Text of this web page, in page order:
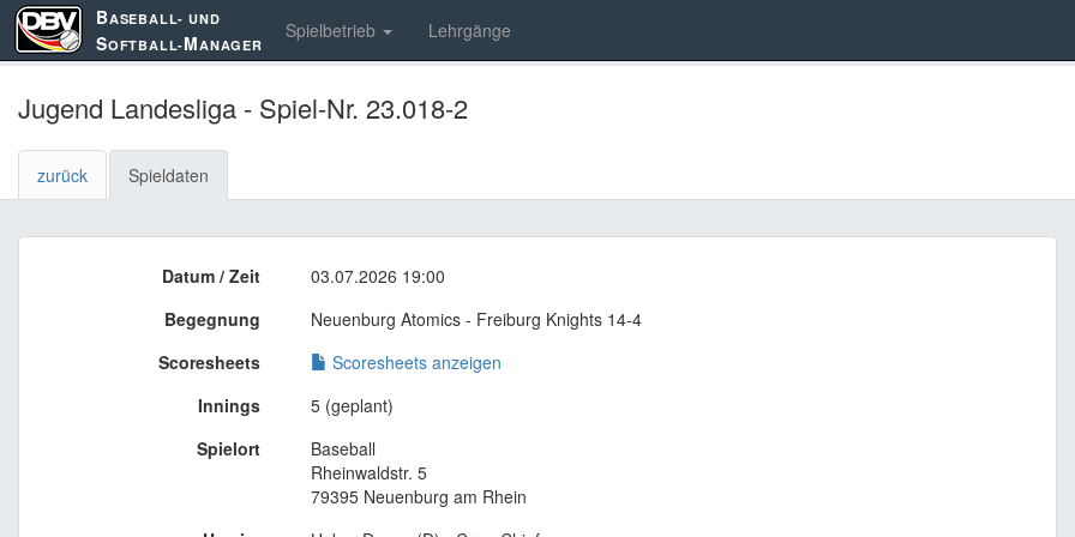
BASEBALL- UND
SOFTBALL-MANAGER
Spielbetrieb Lehrgänge
Jugend Landesliga - Spiel-Nr. 23.018-2
zurück Spieldaten
Datum / Zeit
03.07.2026 19:00
Begegnung
Neuenburg Atomics - Freiburg Knights 14-4
Scoresheets
Scoresheets anzeigen
Innings
5 (geplant)
Spielort
Baseball
Rheinwaldstr. 5
79395 Neuenburg am Rhein